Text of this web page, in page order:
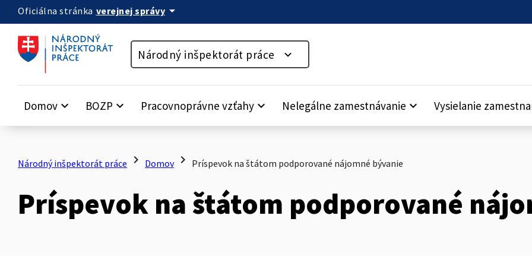
Preskočiť na obsah
Oficiálna stránka verejnej správy arrow_drop_down
Národný inšpektorát práce
Domov keyboard_arrow_down BOZP keyboard_arrow_down Pracovnoprávne vzťahy keyboard_arrow_down Nelegálne zamestnávanie keyboard_arrow_down Vysielanie
Národný inšpektorát práce chevron_right Domov chevron_right Príspevok na štátom podporované nájomné bývanie
Príspevok na štátom podporované